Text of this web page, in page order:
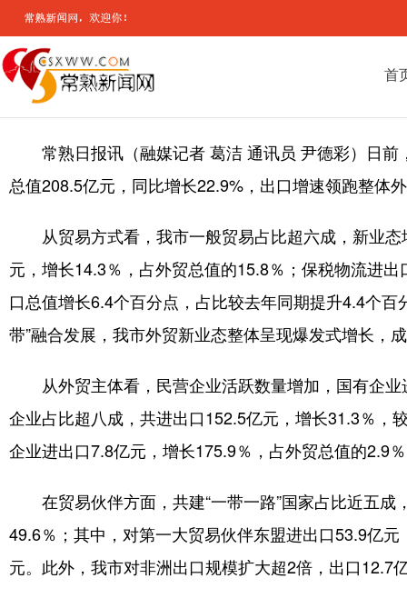
首
常熟日报讯（融媒记者 葛洁 通讯员 尹德彩）日
总值208.5亿元，同比增长22.9%，出口增速领跑整体
从贸易方式看，我市一般贸易占比超六成，新业
元，增长14.3％，占外贸总值的15.8％；保税物流进
口总值增长6.4个百分点，占比较去年同期提升4.4个
带”融合发展，我市外贸新业态整体呈现爆发式增长，
从外贸主体看，民营企业活跃数量增加，国有企
企业占比超八成，共进出口152.5亿元，增长31.3％，
企业进出口7.8亿元，增长175.9％，占外贸总值的2.9
在贸易伙伴方面，共建“一带一路”国家占比近五
49.6％；其中，对第一大贸易伙伴东盟进出口53.9亿
元。此外，我市对非洲出口规模扩大超2倍，出口12.7